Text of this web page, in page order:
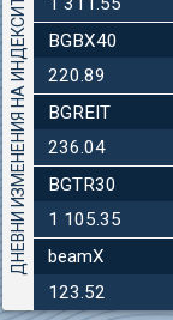
Актуално
ДНЕВНИ ИЗМЕНЕНИЯ НА ИНДЕКСИТЕ
BGBX40
220.89
BGREIT
236.04
BGTR30
1 105.35
beamX
123.52